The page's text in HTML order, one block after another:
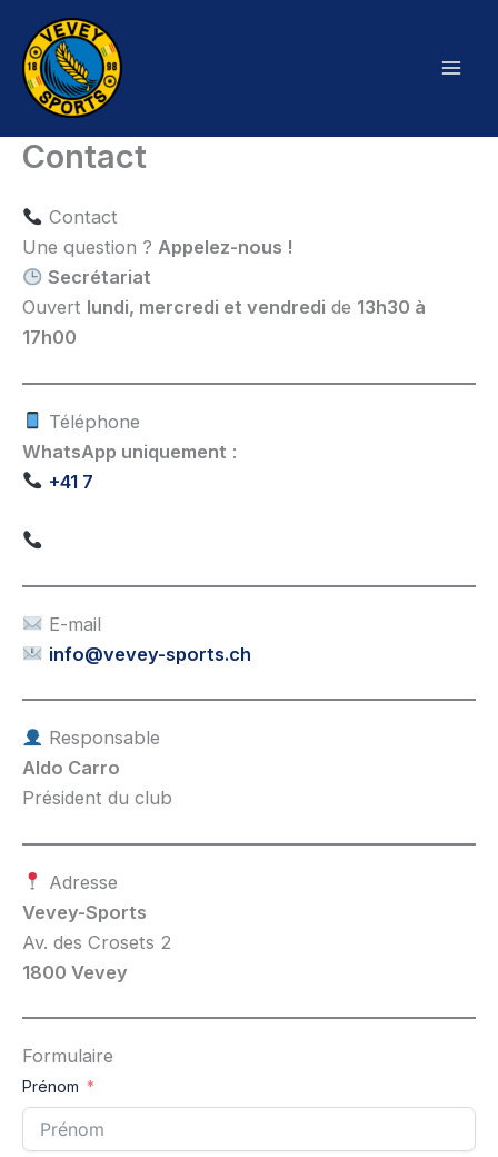
contenu
Contact
Contact
Une question ? Appelez-nous !
Secrétariat
Ouvert lundi, mercredi et vendredi de 13h30 à
17h00
Téléphone
WhatsApp uniquement :
+41 7
E-mail
info@vevey-sports.ch
Responsable
Aldo Carro
Président du club
Adresse
Vevey-Sports
Av. des Crosets 2
1800 Vevey
Formulaire
Prénom